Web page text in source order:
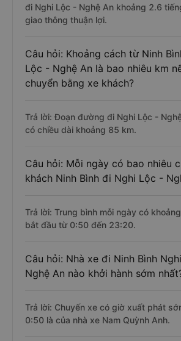
đi Nghi Lộc - Nghệ An khoảng 2.6
giao thông thuận lợi.
Câu hỏi: Khoảng cách từ Ninh
Lộc - Nghệ An là bao nhiêu km
chuyển bằng xe khách?
Trả lời: Đoạn đường đi Nghi Lộc -
có chiều dài khoảng 85 km.
Câu hỏi: Mỗi ngày có bao nhiêu
khách Ninh Bình đi Nghi Lộc -
Trả lời: Trung bình mỗi ngày có
bắt đầu từ 0:50 đến 23:20.
Câu hỏi: Nhà xe đi Ninh Bình
Nghệ An nào khởi hành sớm
Trả lời: Chuyến xe có giờ xuất phát
0:50 là của nhà xe Nam Quỳnh Anh.